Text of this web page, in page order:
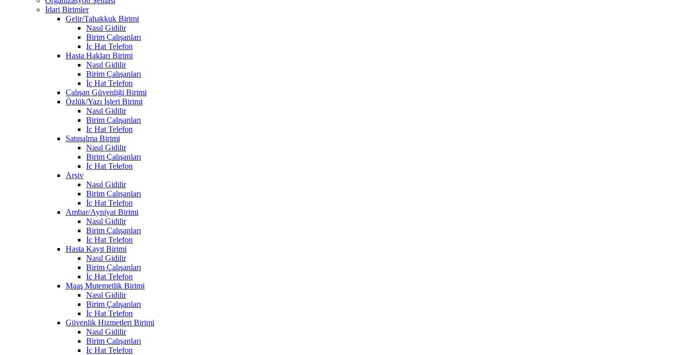
İdari Birimler
Gelir/Tahakkuk Birimi
Nasıl Gidilir
Birim Çalışanları
İç Hat Telefon
Hasta Hakları Birimi
Nasıl Gidilir
Birim Çalışanları
İç Hat Telefon
Çalışan Güvenliği Birimi
Özlük/Yazı İşleri Birimi
Nasıl Gidilir
Birim Çalışanları
İç Hat Telefon
Satınalma Birimi
Nasıl Gidilir
Birim Çalışanları
İç Hat Telefon
Arşiv
Nasıl Gidilir
Birim Çalışanları
İç Hat Telefon
Ambar/Ayniyat Birimi
Nasıl Gidilir
Birim Çalışanları
İç Hat Telefon
Hasta Kayıt Birimi
Nasıl Gidilir
Birim Çalışanları
İç Hat Telefon
Maaş Mutemetlik Birimi
Nasıl Gidilir
Birim Çalışanları
İç Hat Telefon
Güvenlik Hizmetleri Birimi
Nasıl Gidilir
Birim Çalışanları
İç Hat Telefon